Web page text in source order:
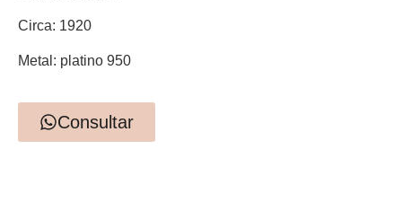
Circa: 1920
Metal: platino 950
Consultar